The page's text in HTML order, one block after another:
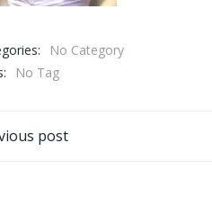
No Category
No Tag
post